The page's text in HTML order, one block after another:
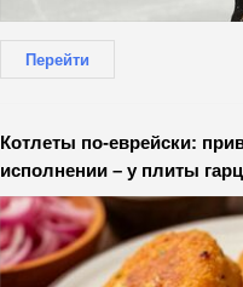
Перейти
Котлеты по-еврейски:
исполнении – у плиты